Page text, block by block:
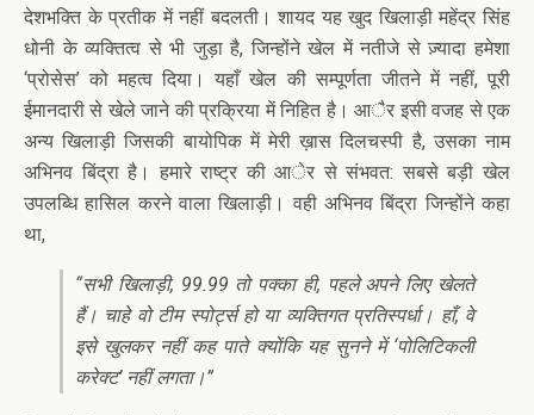
देशभक्ति के प्रतीक में नहीं बदलती। शायद यह खुद खिलाड़ी महेंद्र सिंह
धोनी के व्यक्तित्व से भी जुड़ा है, जिन्होंने खेल में नतीजे से ज़्यादा हमेशा
‘प्रोसेस’ को महत्व दिया। यहाँ खेल की सम्पूर्णता जीतने में नहीं, पूरी
ईमानदारी से खेले जाने की प्रक्रिया में निहित है। आैर इसी वजह से एक
अन्य खिलाड़ी जिसकी बायोपिक में मेरी ख़ास दिलचस्पी है, उसका नाम
अभिनव बिंद्रा है। हमारे राष्ट्र की आेर से संभवत: सबसे बड़ी खेल
उपलब्धि हासिल करने वाला खिलाड़ी। वही अभिनव बिंद्रा जिन्होंने कहा
था,
“सभी खिलाड़ी, 99.99 तो पक्का ही, पहले अपने लिए खेलते
हैं। चाहे वो टीम स्पोर्ट्स हो या व्यक्तिगत प्रतिस्पर्धा। हाँ, वे
इसे खुलकर नहीं कह पाते क्योंकि यह सुनने में ‘पोलिटिकली
करेक्ट’ नहीं लगता।”